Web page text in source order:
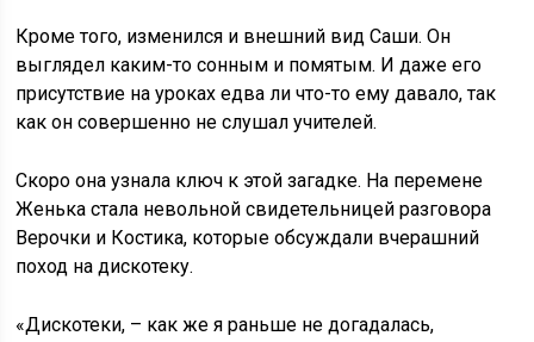
Кроме того, изменился и внешний вид Саши. Он
выглядел каким-то сонным и помятым. И даже его
присутствие на уроках едва ли что-то ему давало, так
как он совершенно не слушал учителей.
Скоро она узнала ключ к этой загадке. На перемене
Женька стала невольной свидетельницей разговора
Верочки и Костика, которые обсуждали вчерашний
поход на дискотеку.
«Дискотеки, – как же я раньше не догадалась,